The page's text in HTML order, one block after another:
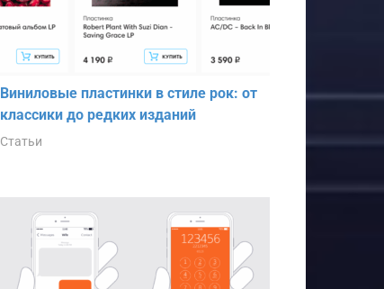
Виниловые пластинки в стиле рок: от
классики до редких изданий
Статьи